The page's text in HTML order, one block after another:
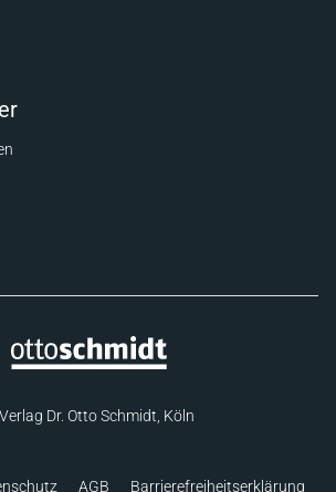
Dr. Otto Schmidt, Köln
AGB Barrierefreiheitserklärung